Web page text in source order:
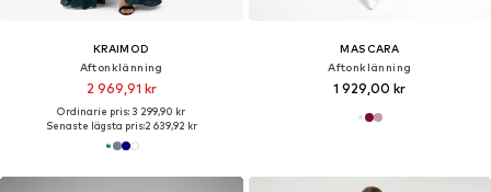
KRAIMOD
Aftonklänning
2 969,91 kr
Ordinarie pris: 3 299,90 kr
Senaste lägsta pris:2 639,92 kr
MASCARA
Aftonklänning
1 929,00 kr